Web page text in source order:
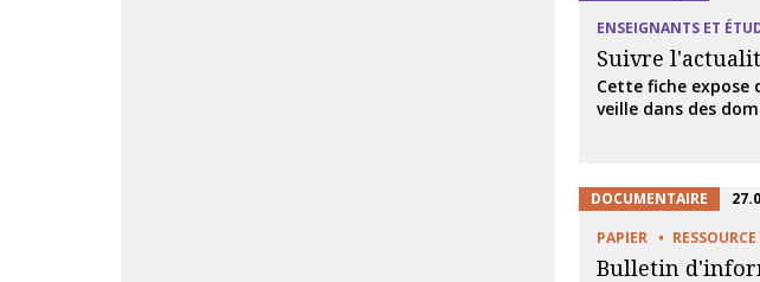
ENSEIGNANTS ET
Suivre
Cette fiche expose
veille dans des
DOCUMENTAIRE
PAPIER
Bulletin